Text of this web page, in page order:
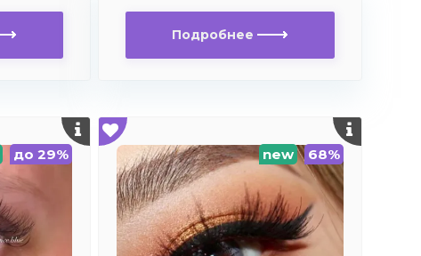
Подробнее
до 29% new 68%